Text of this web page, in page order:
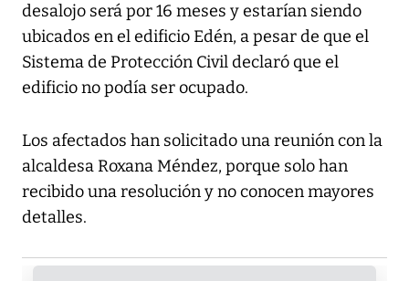
desalojo será por 16 meses y estarían siendo
ubicados en el edificio Edén, a pesar de que el
Sistema de Protección Civil declaró que el
edificio no podía ser ocupado.
Los afectados han solicitado una reunión con la
alcaldesa Roxana Méndez, porque solo han
recibido una resolución y no conocen mayores
detalles.